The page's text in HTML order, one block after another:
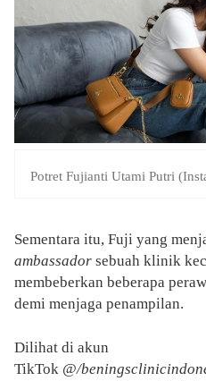
Potret Fujianti Utami Putri
Sementara itu, Fuji yang
ambassador sebuah klinik
membeberkan beberapa
demi menjaga penampilan.
Dilihat di akun
TikTok @/